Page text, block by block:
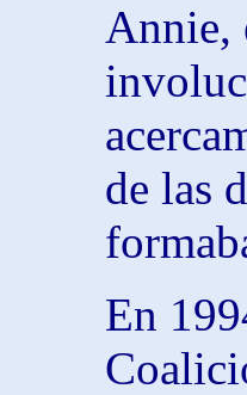
Annie,
de las
En